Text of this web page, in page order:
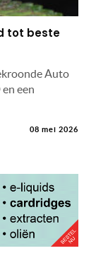
tot beste
Auto
een
08 mei 2026